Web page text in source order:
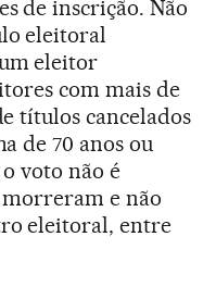
de inscrição. Não
eleitoral
eleitor
com mais de
títulos cancelados
de 70 anos ou
voto não é
e não
eleitoral, entre